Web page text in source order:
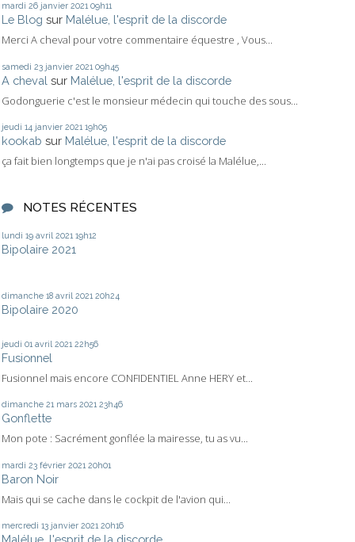
mardi 26 janvier 2021 09h11
Le Blog sur Malélue, l'esprit de la discorde
Merci A cheval pour votre commentaire équestre , Vous...
samedi 23 janvier 2021 09h45
A cheval sur Malélue, l'esprit de la discorde
Godonguerie c'est le monsieur médecin qui touche des sous...
jeudi 14 janvier 2021 19h05
kookab sur Malélue, l'esprit de la discorde
ça fait bien longtemps que je n'ai pas croisé la Malélue,...
NOTES RÉCENTES
lundi 19 avril 2021 19h12
Bipolaire 2021
dimanche 18 avril 2021 20h24
Bipolaire 2020
jeudi 01 avril 2021 22h56
Fusionnel
Fusionnel mais encore CONFIDENTIEL Anne HERY et...
dimanche 21 mars 2021 23h46
Gonflette
Mon pote : Sacrément gonflée la mairesse, tu as vu...
mardi 23 février 2021 20h01
Baron Noir
Mais qui se cache dans le cockpit de l'avion qui...
mercredi 13 janvier 2021 20h16
Malélue, l'esprit de la discorde